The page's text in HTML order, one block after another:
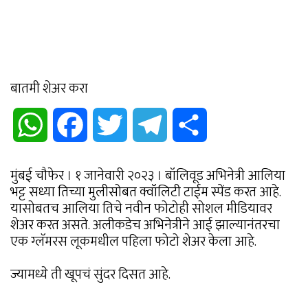
बातमी शेअर करा
WhatsApp Facebook Twitter Telegram
मुंबई चौफेर । १ जानेवारी २०२३ । बॉलिवूड अभिनेत्री आलिया
भट्ट सध्या तिच्या मुलीसोबत क्वॉलिटी टाईम स्पेंड करत आहे.
यासोबतच आलिया तिचे नवीन फोटोही सोशल मीडियावर
शेअर करत असते. अलीकडेच अभिनेत्रीने आई झाल्यानंतरचा
एक ग्लॅमरस लूकमधील पहिला फोटो शेअर केला आहे.
ज्यामध्ये ती खूपचं सुंदर दिसत आहे.